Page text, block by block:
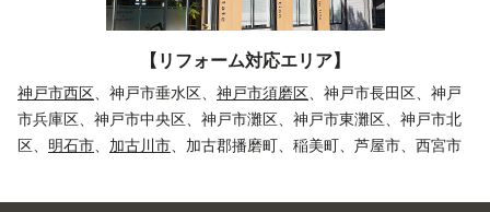
【リフォーム対応エリア】
神戸市西区 、神戸市垂水区、 神戸市須磨区 、神戸市長田区、神戸
市兵庫区、神戸市中央区、神戸市灘区、神戸市東灘区、神戸市北
区、 明石市 加古川市 、加古郡播磨町、稲美町、芦屋市、西宮市